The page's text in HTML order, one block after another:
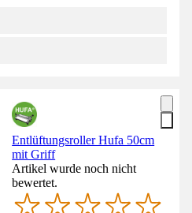
Entlüftungsroller Hufa 50cm
mit Griff
Artikel wurde noch nicht
bewertet.